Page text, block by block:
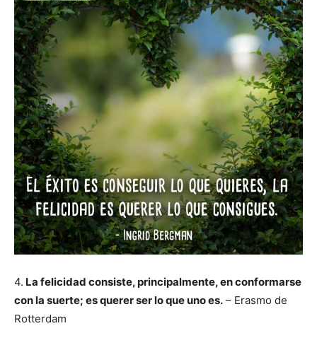
4. La felicidad consiste, principalmente, en conformarse
con la suerte; es querer ser lo que uno es. – Erasmo de
Rotterdam